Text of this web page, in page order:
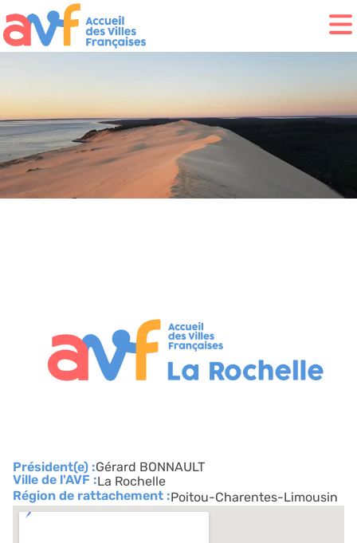
Président(e) :Gérard BONNAULT
Ville de l'AVF :La Rochelle
Région de rattachement :Poitou-Charentes-Limousin